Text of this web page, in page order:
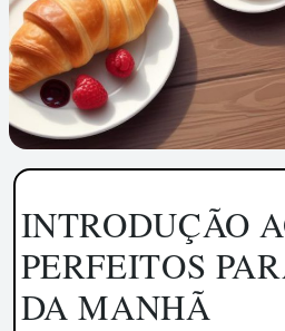
INTRODUÇÃO
PERFEITOS
DA MANHÃ